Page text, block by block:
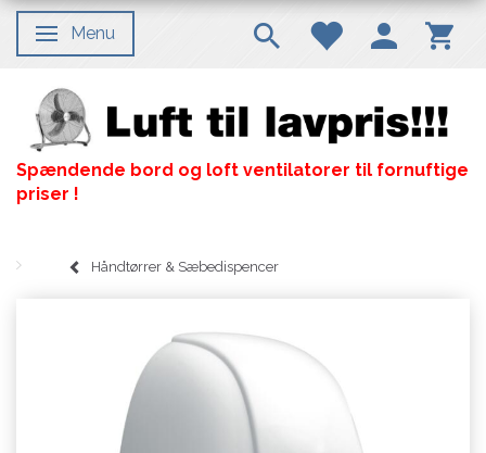
Skifte navigation
Menu
Spændende bord og loft ventilatorer til fornuftige
priser !
Håndtørrer & Sæbedispencer